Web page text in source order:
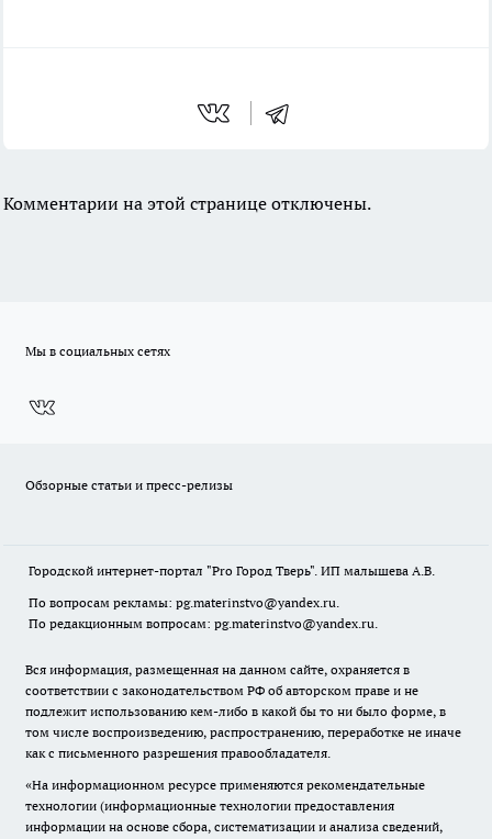
Комментарии на этой странице отключены.
Мы в социальных сетях
Обзорные статьи и пресс-релизы
Городской интернет-портал "Pro Город Тверь". ИП малышева А.В.
По вопросам рекламы: pg.materinstvo@yandex.ru.
По редакционным вопросам: pg.materinstvo@yandex.ru.
Вся информация, размещенная на данном сайте, охраняется в
соответствии с законодательством РФ об авторском праве и не
подлежит использованию кем-либо в какой бы то ни было форме, в
том числе воспроизведению, распространению, переработке не иначе
как с письменного разрешения правообладателя.
«На информационном ресурсе применяются рекомендательные
технологии (информационные технологии предоставления
информации на основе сбора, систематизации и анализа сведений,